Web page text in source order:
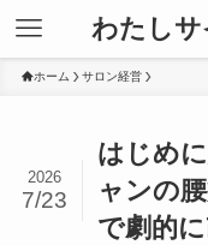
わたし
ホーム サロン経営
はじめ
ャンの
で劇的
2026
7/23